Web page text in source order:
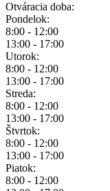
Otváracia doba:
Pondelok:
8:00 - 12:00
13:00 - 17:00
Utorok:
8:00 - 12:00
13:00 - 17:00
Streda:
8:00 - 12:00
13:00 - 17:00
Štvrtok:
8:00 - 12:00
13:00 - 17:00
Piatok:
8:00 - 12:00